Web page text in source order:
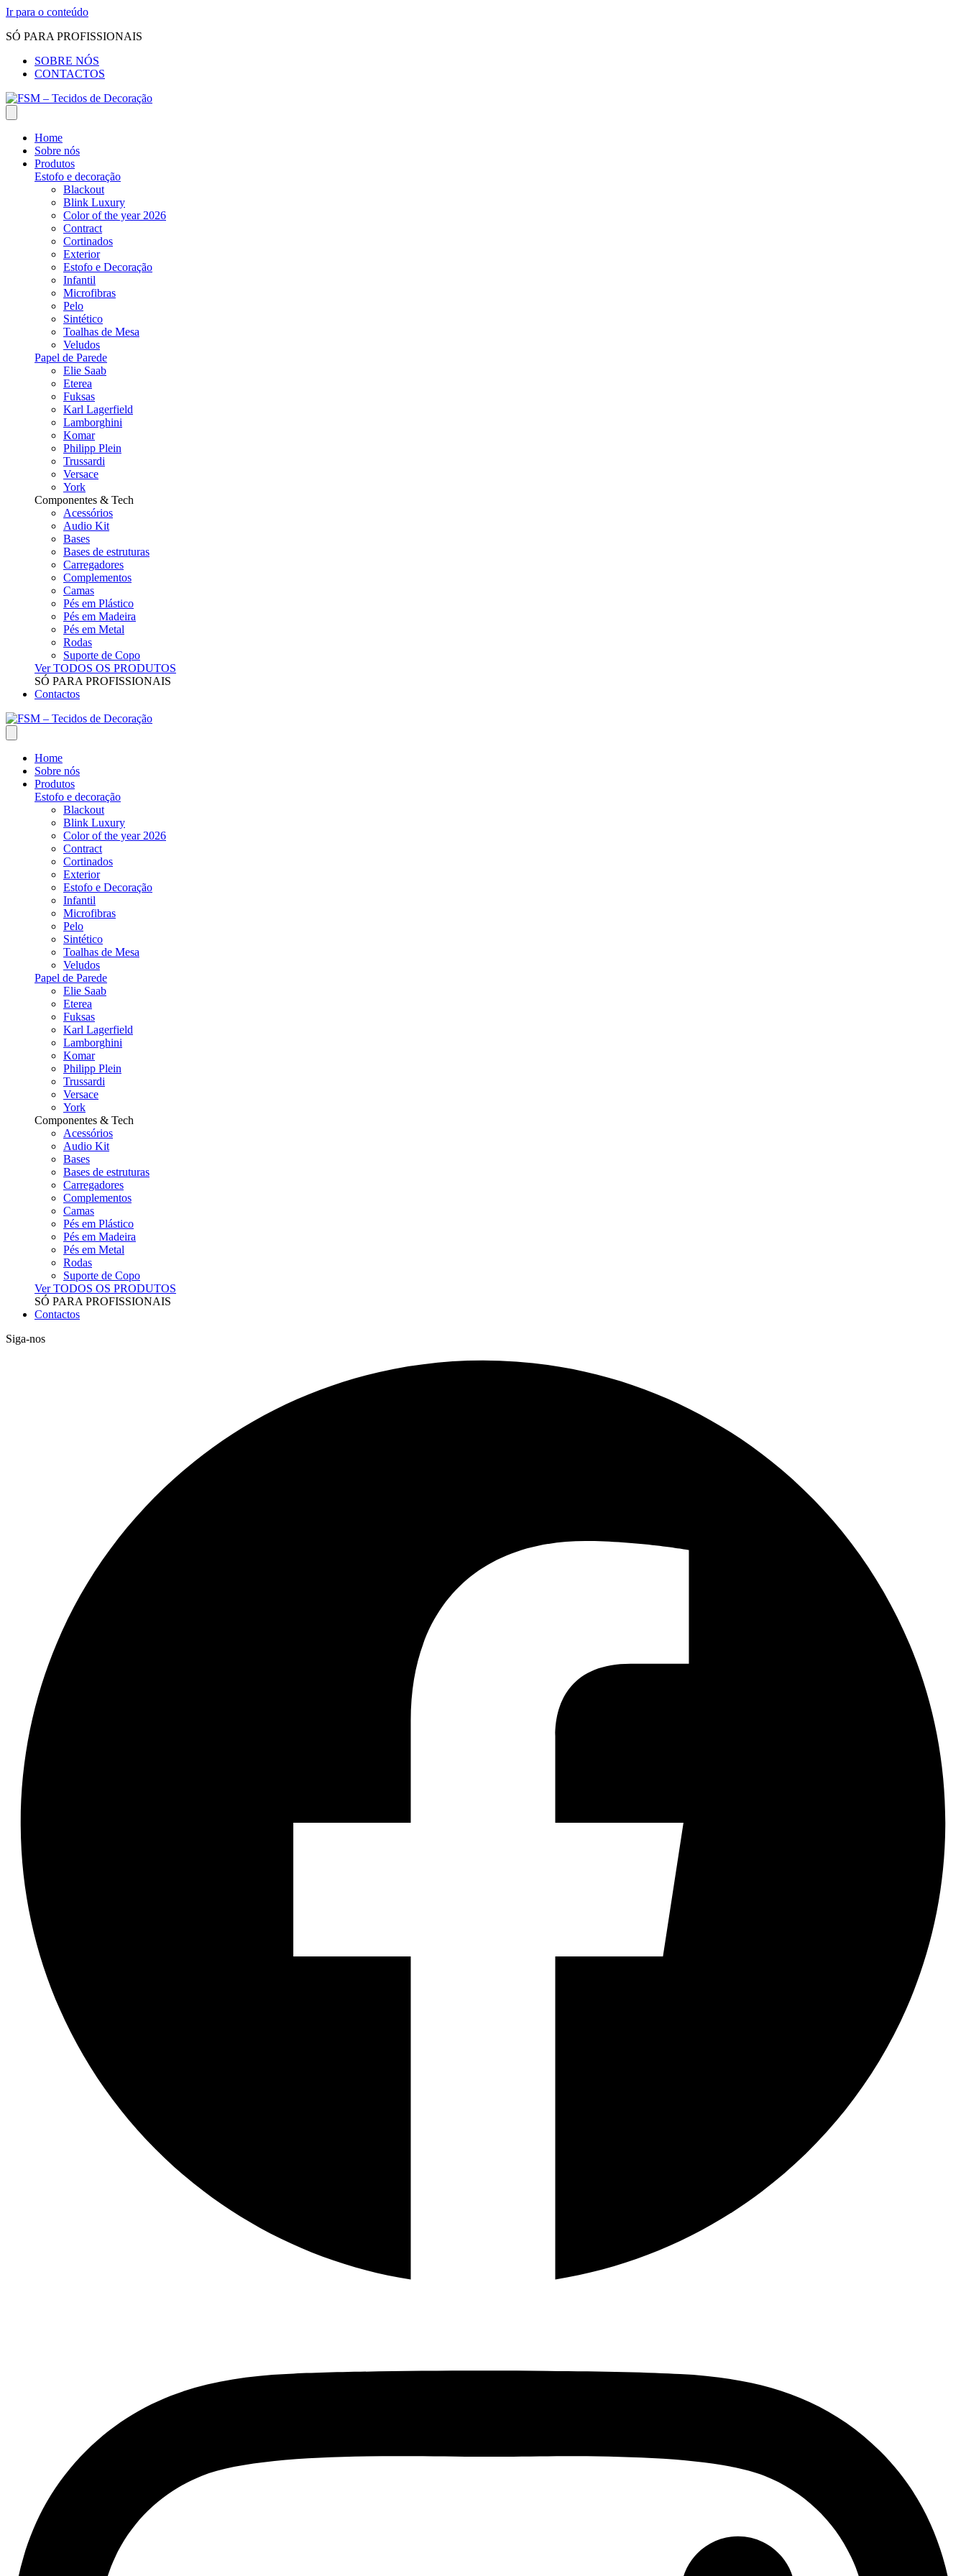
Ir para o conteúdo
SÓ PARA PROFISSIONAIS
SOBRE NÓS
CONTACTOS
Home
Sobre nós
Produtos
Estofo e decoração
Blackout
Blink Luxury
Color of the year 2026
Contract
Cortinados
Exterior
Estofo e Decoração
Infantil
Microfibras
Pelo
Sintético
Toalhas de Mesa
Veludos
Papel de Parede
Elie Saab
Eterea
Fuksas
Karl Lagerfield
Lamborghini
Komar
Philipp Plein
Trussardi
Versace
York
Componentes & Tech
Acessórios
Audio Kit
Bases
Bases de estruturas
Carregadores
Complementos
Camas
Pés em Plástico
Pés em Madeira
Pés em Metal
Rodas
Suporte de Copo
Ver TODOS OS PRODUTOS
SÓ PARA PROFISSIONAIS
Contactos
Home
Sobre nós
Produtos
Estofo e decoração
Blackout
Blink Luxury
Color of the year 2026
Contract
Cortinados
Exterior
Estofo e Decoração
Infantil
Microfibras
Pelo
Sintético
Toalhas de Mesa
Veludos
Papel de Parede
Elie Saab
Eterea
Fuksas
Karl Lagerfield
Lamborghini
Komar
Philipp Plein
Trussardi
Versace
York
Componentes & Tech
Acessórios
Audio Kit
Bases
Bases de estruturas
Carregadores
Complementos
Camas
Pés em Plástico
Pés em Madeira
Pés em Metal
Rodas
Suporte de Copo
Ver TODOS OS PRODUTOS
SÓ PARA PROFISSIONAIS
Contactos
Siga-nos